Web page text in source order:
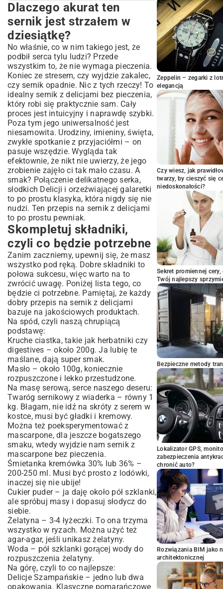
Dlaczego akurat ten sernik jest strzałem
w dziesiątkę?
Skompletuj składniki, czyli co będzie
potrzebne
Jak zrobić sernik z delicjami na zimno?
Krok po kroku
Najpierw spód – chrupiąca podstawa to
klucz
Teraz serce sernika – aksamitna masa
serowa
Magiczny moment – układamy Delicje!
Wielki finał, czyli lśniąca galaretka
Moje małe sekrety i odpowiedzi na
częste pytania
Przechowywanie i podawanie – jak to
zrobić dobrze
Dlaczego akurat ten
sernik jest strzałem w
dziesiątkę?
No właśnie, co w nim takiego jest, że
podbił serca tylu ludzi? Przede
wszystkim to, że nie wymaga pieczenia.
Koniec ze stresem, czy wyjdzie zakalec,
czy sernik opadnie. Nic z tych rzeczy! To
idealny sernik z delicjami bez pieczenia,
który robi się praktycznie sam. Cały
proces jest intuicyjny i naprawdę szybki.
Poza tym jego uniwersalność jest
niesamowita. Urodziny, imieniny, święta,
zwykłe spotkanie z przyjaciółmi – on
pasuje wszędzie. Wygląda tak
efektownie, że nikt nie uwierzy, że jego
zrobienie zajęło ci tak mało czasu. A
smak? Połączenie delikatnego serka,
słodkich Delicji i orzeźwiającej galaretki
to po prostu klasyka, która nigdy się nie
nudzi. Ten przepis na sernik z delicjami
to po prostu pewniak.
Skompletuj składniki,
czyli co będzie potrzebne
Zanim zaczniemy, upewnij się, że masz
wszystko pod ręką. Dobre składniki to
połowa sukcesu, więc warto na to
zwrócić uwagę. Poniżej lista tego, co
będzie ci potrzebne. Pamiętaj, że każdy
dobry przepis na sernik z delicjami
bazuje na jakościowych produktach.
Na spód, czyli naszą chrupiącą
podstawę:
Kruche ciastka, takie jak herbatniki czy
digestives – około 200g. Ja lubię te
maślane, dają super smak.
Masło – około 100g, koniecznie
rozpuszczone i lekko przestudzone.
Na masę serową, serce naszego deseru:
Twaróg sernikowy z wiaderka – równy 1
kg. Błagam, nie idź na skróty z serem w
kostce, musi być gładki i kremowy.
Można też poeksperymentować z
mascarpone, dla jeszcze bogatszego
smaku, wtedy wyjdzie nam sernik z
mascarpone bez pieczenia.
Śmietanka kremówka 30% lub 36% –
200-250 ml. Musi być prosto z lodówki,
inaczej się nie ubije!
Cukier puder – ja daję około pół szklanki,
ale spróbuj masy i dopasuj słodycz do
siebie.
Żelatyna – 3-4 łyżeczki. To ona trzyma
wszystko w ryzach. Można użyć też
agar-agar, jeśli unikasz żelatyny.
Woda – pół szklanki gorącej wody do
rozpuszczenia żelatyny.
Na górę, czyli to co najlepsze:
Delicje Szampańskie – jedno lub dwa
opakowania. Klasyczne pomarańczowe
Zeppelin – zegarki z
elegancją
Czy wiesz, jak
twarzy, by cieszyć się
niedoskonałości?
Sekret promiennej
Twój najlepszy
Bezpieczne metody
Lokalizator GPS,
zabezpieczenia
chronić auto?
Rozwiązania BIM jako
architektonicznej